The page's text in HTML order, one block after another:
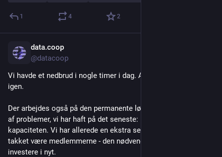
1 4 2
data.coop
@datacoop
Vi havde et nedbrud i nogle timer i dag. Alle services kører fint
igen.
Der arbejdes også på den permanente løsning på den kategori
af problemer, vi har haft på det seneste: Nemlig at udvide
kapaciteten. Vi har allerede en ekstra server, men vi har også -
takket være medlemmerne - den nødvendige opsparing til at
investere i nyt.